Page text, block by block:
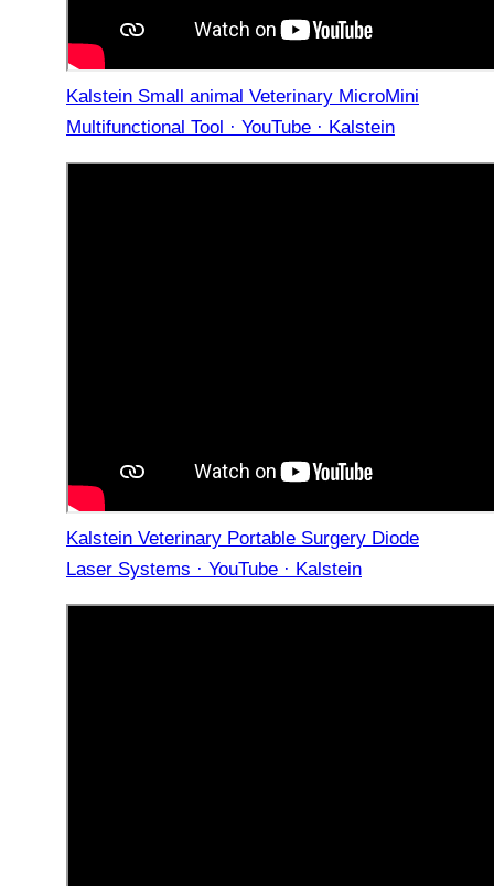
Kalstein Small animal Veterinary MicroMini
Multifunctional Tool · YouTube · Kalstein
Kalstein Veterinary Portable Surgery Diode
Laser Systems · YouTube · Kalstein